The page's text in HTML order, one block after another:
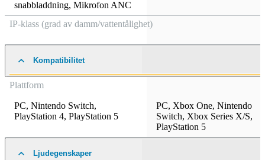
snabbladdning, Mikrofon ANC
IP-klass (grad av damm/vattentålighet)
Kompatibilitet
Plattform
PC, Nintendo Switch,
PlayStation 4, PlayStation 5
PC, Xbox One, Nintendo
Switch, Xbox Series X/S,
PlayStation 5
Ljudegenskaper